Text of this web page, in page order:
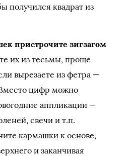
получился квадрат из
пристрочите зигзагом
их из тесьмы, проще
вырезаете из фетра —
цифр можно
аппликации —
свечи и т.п.
кармашки к основе,
и заканчивая